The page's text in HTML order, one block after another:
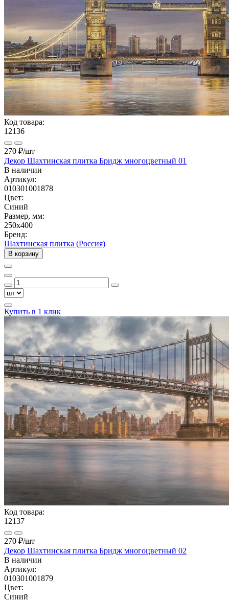
Код товара:
12136
270 ₽/шт
Декор Шахтинская плитка Бридж многоцветный 01
В наличии
Артикул:
010301001878
Цвет:
Синий
Размер, мм:
250x400
Бренд:
Шахтинская плитка (Россия)
В корзину
Купить в 1 клик
Код товара:
12137
270 ₽/шт
Декор Шахтинская плитка Бридж многоцветный 02
В наличии
Артикул:
010301001879
Цвет:
Синий